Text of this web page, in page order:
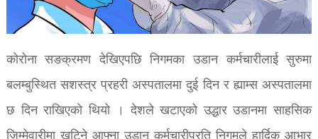
कोरोना सङक्रमण देखिएपछि निगमका उडान कर्मचारीलाई सुरुमा
बलम्बुस्थित सशस्त्र प्रहरी अस्पतालमा दुई दिन र ह्याम्स अस्पतालमा
छ दिन राखिएको थियो । देशले खटाएको उद्धार उडानमा साहसिक